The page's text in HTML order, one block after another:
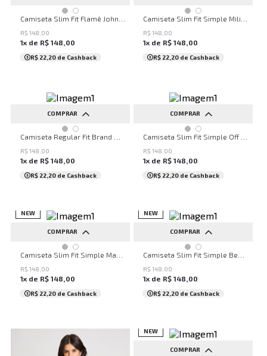
P M G
R$ 148 00
1x de R$ 148 00
R$ 22,20 de Cashback
M
R$ 148 00
1x de R$ 148 00
R$ 22,20 de Cashback
COMPRAR
PP P M G
GG
R$ 148 00
1x de R$ 148 00
R$ 22,20 de Cashback
COMPRAR
P M G GG
R$ 148 00
1x de R$ 148 00
R$ 22,20 de Cashback
NEW
COMPRAR
P M G
R$ 148 00
1x de R$ 148 00
R$ 22,20 de Cashback
NEW
COMPRAR
P M
R$ 148 00
1x de R$ 148 00
R$ 22,20 de Cashback
NEW
COMPRAR